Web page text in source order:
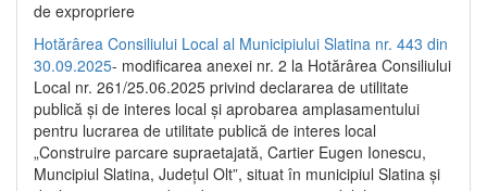
de expropriere
Hotărârea Consiliului Local al Municipiului Slatina nr. 443 din
30.09.2025- modificarea anexei nr. 2 la Hotărârea Consiliului
Local nr. 261/25.06.2025 privind declararea de utilitate
publică şi de interes local şi aprobarea amplasamentului
pentru lucrarea de utilitate publică de interes local
„Construire parcare supraetajată, Cartier Eugen Ionescu,
Muncipiul Slatina, Judeţul Olt”, situat în municipiul Slatina şi